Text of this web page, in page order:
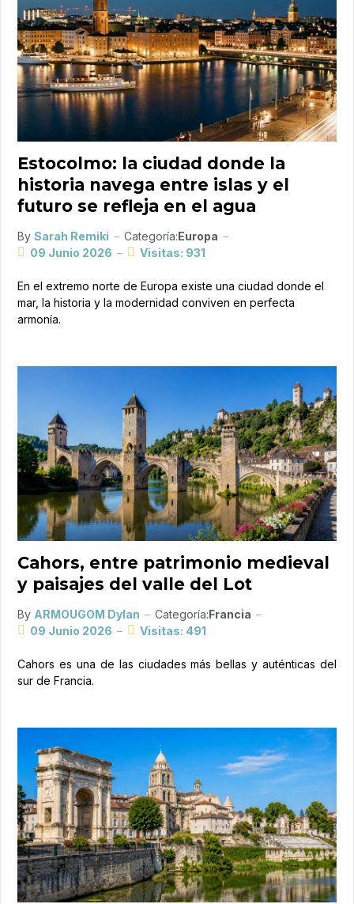
Estocolmo: la ciudad donde la
historia navega entre islas y el
futuro se refleja en el agua
By Sarah Remiki Categoría:Europa
09 Junio 2026
Visitas: 931
En el extremo norte de Europa existe una ciudad donde el
mar, la historia y la modernidad conviven en perfecta
armonía.
Cahors, entre patrimonio medieval
y paisajes del valle del Lot
By ARMOUGOM Dylan Categoría:Francia
09 Junio 2026
Visitas: 491
Cahors es una de las ciudades más bellas y auténticas del
sur de Francia.